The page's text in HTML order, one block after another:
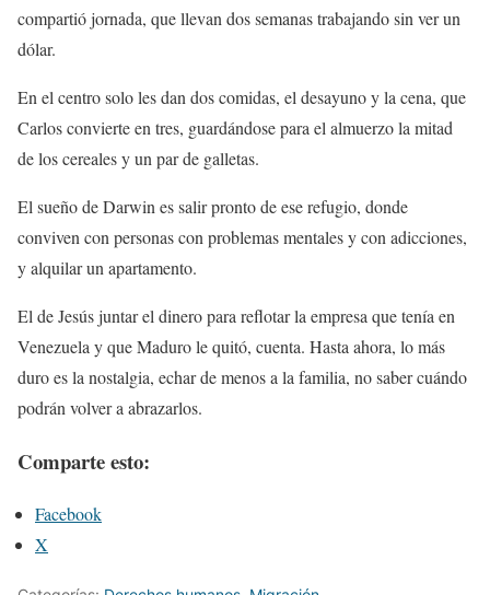
compartió jornada, que llevan dos semanas trabajando sin ver un
dólar.
En el centro solo les dan dos comidas, el desayuno y la cena, que
Carlos convierte en tres, guardándose para el almuerzo la mitad
de los cereales y un par de galletas.
El sueño de Darwin es salir pronto de ese refugio, donde
conviven con personas con problemas mentales y con adicciones,
y alquilar un apartamento.
El de Jesús juntar el dinero para reflotar la empresa que tenía en
Venezuela y que Maduro le quitó, cuenta. Hasta ahora, lo más
duro es la nostalgia, echar de menos a la familia, no saber cuándo
podrán volver a abrazarlos.
Comparte esto:
Facebook
X